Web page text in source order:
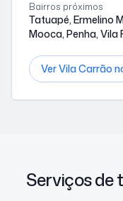
Bairros próximos
Tatuapé, Ermelino
Mooca, Penha, Vila
VerVila Carrão
Serviços de